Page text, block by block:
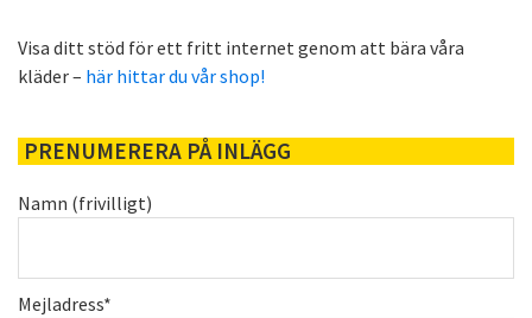
Visa ditt stöd för ett fritt internet genom att bära våra
kläder – här hittar du vår shop!
PRENUMERERA PÅ INLÄGG
Namn (frivilligt)
Mejladress*